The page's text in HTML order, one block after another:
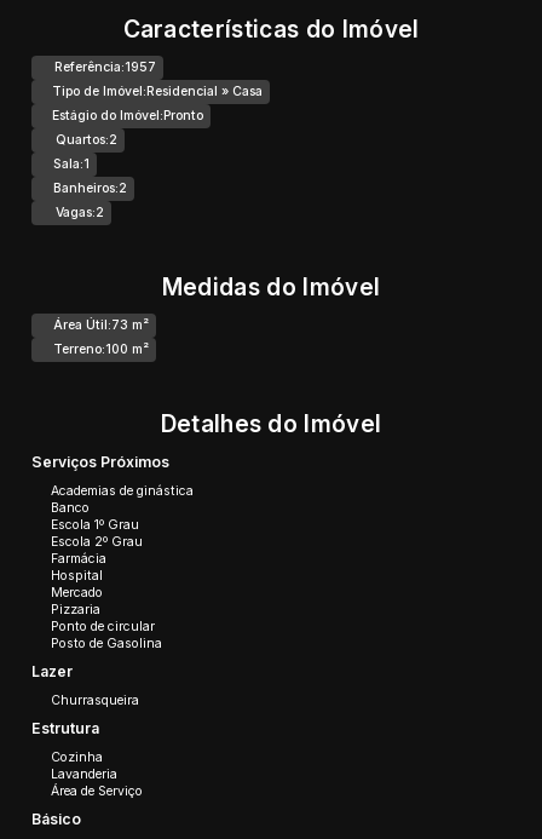
Características do Imóvel
Referência:1957
Tipo de Imóvel:Residencial » Casa
Estágio do Imóvel:Pronto
Quartos:2
Sala:1
Banheiros:2
Vagas:2
Medidas do Imóvel
Área Útil:73 m²
Terreno:100 m²
Detalhes do Imóvel
Serviços Próximos
Academias de ginástica
Banco
Escola 1º Grau
Escola 2º Grau
Farmácia
Hospital
Mercado
Pizzaria
Ponto de circular
Posto de Gasolina
Lazer
Churrasqueira
Estrutura
Cozinha
Lavanderia
Área de Serviço
Básico